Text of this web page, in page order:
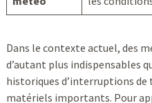
Dans le contexte actuel, des
d’autant plus indispensables
historiques d’interruptions
matériels importants. Pour